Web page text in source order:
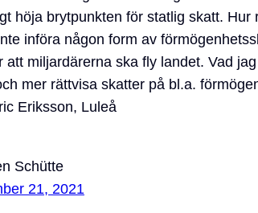
höja brytpunkten för statlig skatt. Hur
införa någon form av
att miljardärerna ska fly landet. Vad
mer rättvisa skatter på bl.a.
Eriksson, Luleå
Schütte
21, 2021